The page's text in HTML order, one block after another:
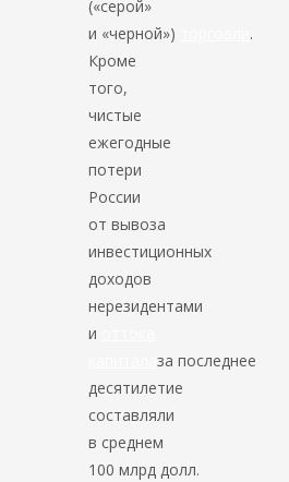
(«серой»
и «черной»)
.
Кроме
того,
чистые
ежегодные
потери
России
от вывоза
инвестиционных
доходов
нерезидентами
и
капиталаза последнее
десятилетие
составляли
в среднем
100 млрд долл.